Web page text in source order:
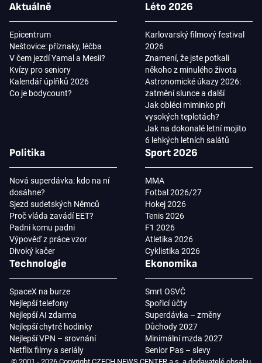
Aktuálně
Epicentrum
Neštovice: příznaky, léčba
V čem jezdí Yamal a Mesii?
Kvízy pro seniory
Kalendář úplňků 2026
Co je bodycount?
Léto 2026
Karlovarský filmový festival
2026
Znamení, že jste potkali
někoho z minulého života
Astronomické úkazy 2026:
zatmění slunce a další
Jak obléci miminko při
vysokých teplotách?
Jak na dokonalé letní mojito
6 lehkých letních salátů
Politika
Nová superdávka: kdo na ní
dosáhne?
Sjezd sudetských Němců
Proč vláda zavádí EET?
Padni komu padni
Výpověď z práce vzor
Divoký kačer
Sport 2026
MMA
Fotbal 2026/27
Hokej 2026
Tenis 2026
F1 2026
Atletika 2026
Cyklistika 2026
Technologie
SpaceX na burze
Nejlepší telefony
Nejlepší AI zdarma
Nejlepší chytré hodinky
Nejlepší VPN – srovnání
Netflix filmy a seriály
Ekonomika
Smrt OSVČ
Spořicí účty
Superdávka – změny
Důchody 2027
Minimální mzda 2027
Senior Pas – slevy